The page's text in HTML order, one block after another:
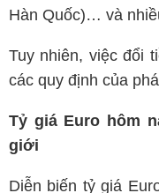
Hàn Quốc)… và
Tuy nhiên, việc đổi
các quy định của
Tỷ giá Euro hôm
giới
Diễn biến tỷ giá